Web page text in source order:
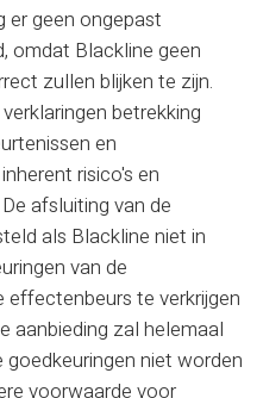
er geen ongepast
omdat Blackline geen
zullen blijken te zijn.
betrekking
en
risico's en
afsluiting van de
als Blackline niet in
van de
effectenbeurs te verkrijgen
aanbieding zal helemaal
niet worden
voorwaarde voor